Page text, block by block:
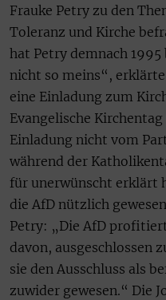
Frauke Petry zu den
Toleranz und Kirche
hat Petry demnach
nicht so meins“,
eine Einladung zum
Evangelische
Einladung nicht vom
während der
für unerwünscht erklärt
die AfD nützlich
Petry: „Die AfD
davon, ausgeschlossen
sie den Ausschluss als
zuwider gewesen.“ Die